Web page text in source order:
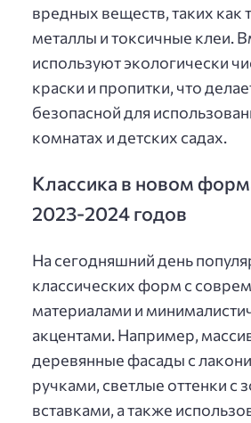
вредных веществ, таких как
металлы и токсичные клеи.
используют экологически
краски и пропитки, что
безопасной для
комнатах и детских садах.
Классика в новом
2023-2024 годов
На сегодняшний день
классических форм с
материалами и
акцентами. Например,
деревянные фасады с
ручками, светлые оттенки с
вставками, а также